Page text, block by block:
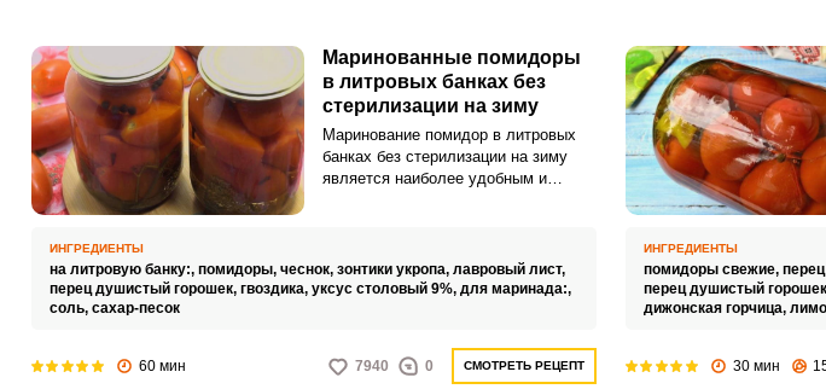
выбирать не слишком большие,
плотные и красивые. В идеале, если
они будут со своего огорода.Совет
по приготовлению:По данному
рецепту стерилизовать банки
отдельно совсем необязательно.
Маринованные помидоры
в литровых банках без
стерилизации на зиму
Маринование помидор в литровых
банках без стерилизации на зиму
является наиболее удобным и
заготовки, а маринад и набор специй
можно выбрать по своему вкусу. В
способом двукратной заливки.
ИНГРЕДИЕНТЫ
на литровую банку:, помидоры, чеснок, зонтики укропа, лавровый лист,
перец душистый горошек, гвоздика, уксус столовый 9%, для маринада:,
соль, сахар-песок
60 мин 7940 0 СМОТРЕТЬ РЕЦЕПТ
ИНГРЕДИЕНТЫ
помидоры свежие,
перец душистый
дижонская горчица,
30 мин
Запомнить